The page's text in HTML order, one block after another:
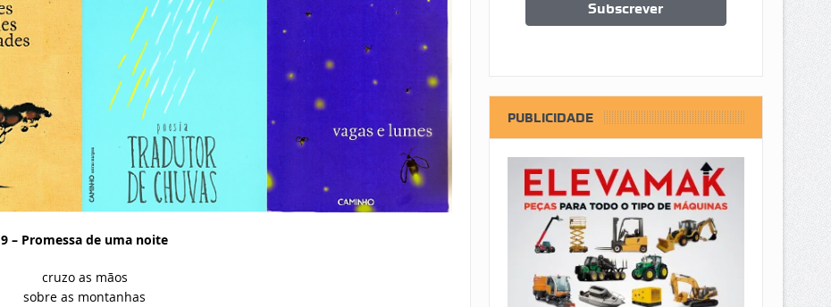
9 – Promessa de uma noite
cruzo as mãos
sobre as montanhas
PUBLICIDADE